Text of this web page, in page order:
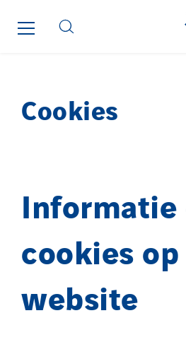
Cookies
Informatie
cookies
website